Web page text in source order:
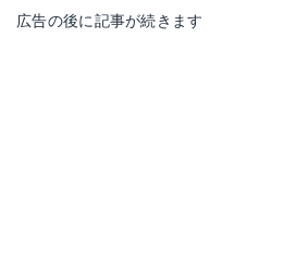
広告の後に記事が続きます